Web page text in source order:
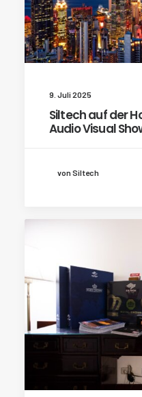
9. Juli 2025
Siltech auf der
Audio Visual
von Siltech